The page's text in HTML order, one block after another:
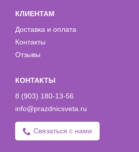
КЛИЕНТАМ
Доставка и оплата
Контакты
Отзывы
КОНТАКТЫ
8 (903) 180-13-56
info@prazdnicsveta.ru
Связаться с нами